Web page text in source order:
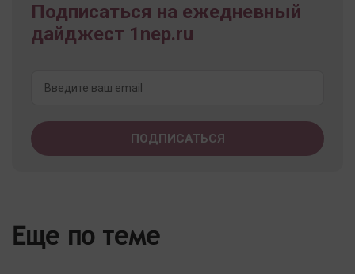
Подписаться на ежедневный
дайджест 1nep.ru
Еще по теме